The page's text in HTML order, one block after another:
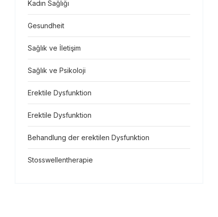
Kadın Sağlığı
Gesundheit
Sağlık ve İletişim
Sağlık ve Psikoloji
Erektile Dysfunktion
Erektile Dysfunktion
Behandlung der erektilen Dysfunktion
Stosswellentherapie